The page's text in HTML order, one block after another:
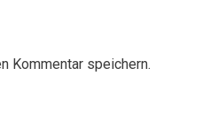
Kommentar speichern.